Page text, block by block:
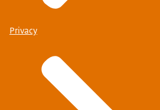
Privacy